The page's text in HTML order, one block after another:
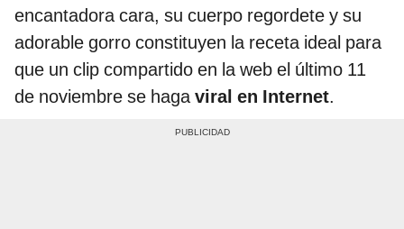
encantadora cara, su cuerpo regordete y su
adorable gorro constituyen la receta ideal para
que un clip compartido en la web el último 11
de noviembre se hagaviral en Internet.